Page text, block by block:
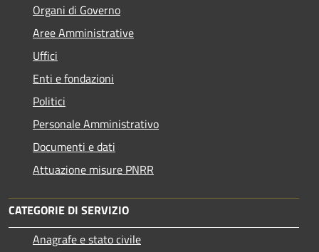
Organi di Governo
Aree Amministrative
Uffici
Enti e fondazioni
Politici
Personale Amministrativo
Documenti e dati
Attuazione misure PNRR
CATEGORIE DI SERVIZIO
Anagrafe e stato civile